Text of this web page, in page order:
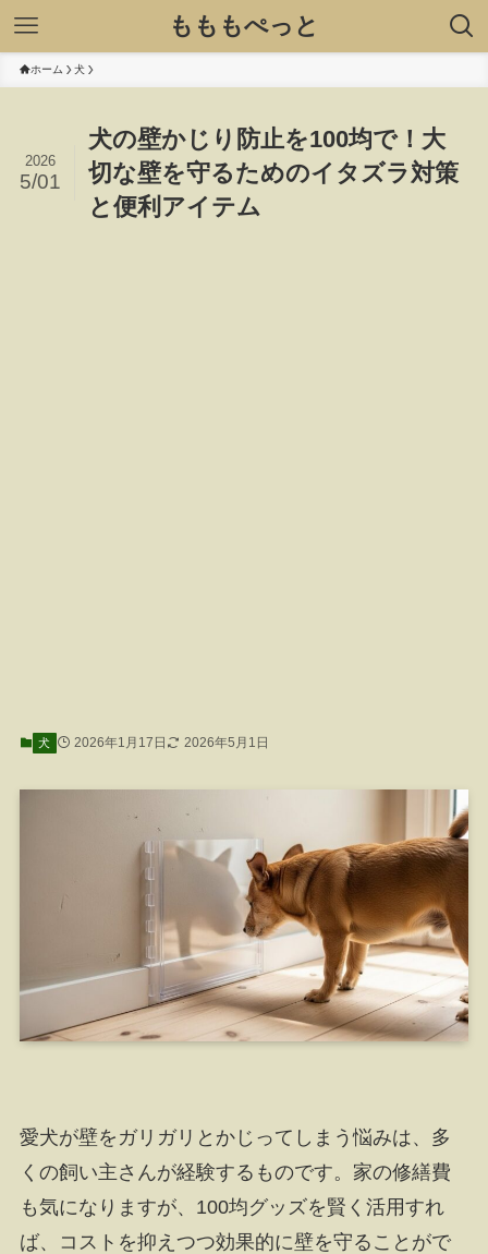
もももぺっと
ホーム 犬
犬の壁かじり防止を100均で！大
切な壁を守るためのイタズラ対策
と便利アイテム
2026
5/01
犬 2026年1月17日 2026年5月1日
愛犬が壁をガリガリとかじってしまう悩みは、多
くの飼い主さんが経験するものです。家の修繕費
も気になりますが、100均グッズを賢く活用すれ
ば、コストを抑えつつ効果的に壁を守ることがで